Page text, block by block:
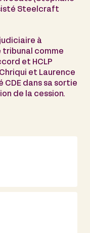
Steelcraft
à
tribunal comme
et HCLP
et Laurence
dans sa sortie
de la cession.